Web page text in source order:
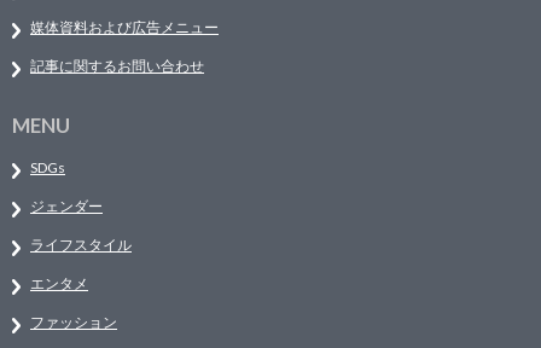
媒体資料および広告メニュー
記事に関するお問い合わせ
MENU
SDGs
ジェンダー
ライフスタイル
エンタメ
ファッション